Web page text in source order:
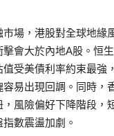
場，港股對全球地緣
擊會大於內地A股。恒
值受美債利率約束最強
易出現回調。同時，
，風險偏好下降階段，
數震盪加劇。